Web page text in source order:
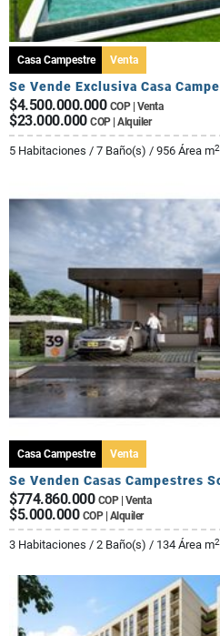
Casa Campestre Venta
$4.500.000.000 COP | Venta
$23.000.000 COP | Alquiler
5 Habitaciones / 7 Baño(s) / 956 Área m2
Casa Campestre Venta
$774.860.000 COP | Venta
$5.000.000 COP | Alquiler
3 Habitaciones / 2 Baño(s) / 134 Área m2